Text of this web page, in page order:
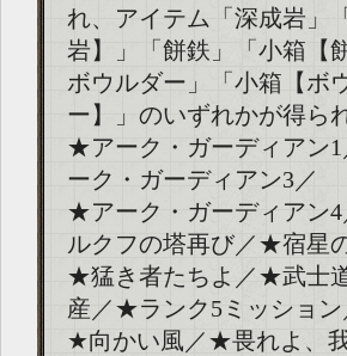
れ、アイテム「深成岩」
岩】」「餅鉄」「小箱【
ボウルダー」「小箱【ボ
ー】」のいずれかが得ら
★アーク・ガーディアン
ーク・ガーディアン3／
★アーク・ガーディアン
ルクフの塔再び／★宿星
★猛き者たちよ／★武士
産／★ランク5ミッション
★向かい風／★畏れよ、